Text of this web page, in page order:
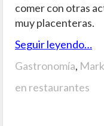
comer con otras
muy placenteras.
Seguir leyendo…
Gastronomía,
en restaurantes